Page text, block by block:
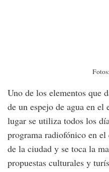
Uno de los elementos que
de un espejo de agua en
lugar se utiliza todos los
programa radiofónico en
de la ciudad y se toca la
propuestas culturales y